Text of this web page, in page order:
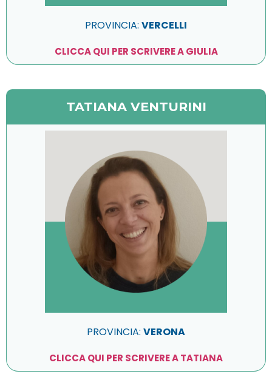
PROVINCIA: VERCELLI
CLICCA QUI PER SCRIVERE A GIULIA
TATIANA VENTURINI
PROVINCIA: VERONA
CLICCA QUI PER SCRIVERE A TATIANA